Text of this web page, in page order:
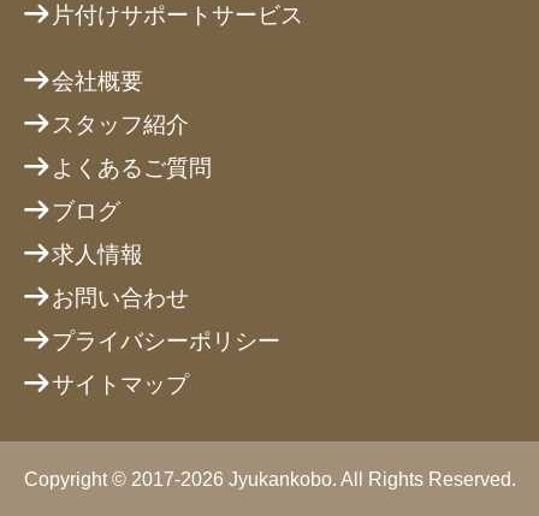
片付けサポートサービス
会社概要
スタッフ紹介
よくあるご質問
ブログ
求人情報
お問い合わせ
プライバシーポリシー
サイトマップ
Copyright © 2017-2026 Jyukankobo. All Rights Reserved.